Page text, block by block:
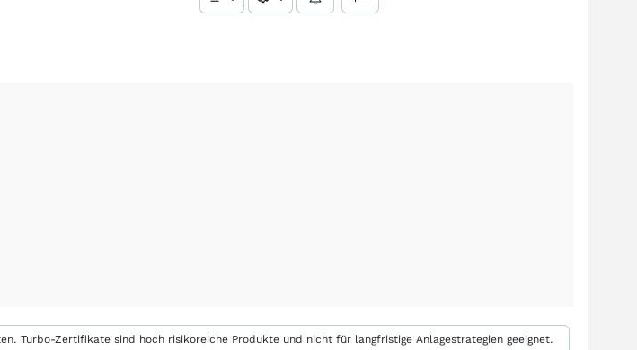
Turbo-Zertifikate sind hoch risikoreiche Produkte und nicht für langfristige Anlagestrategien geeignet.